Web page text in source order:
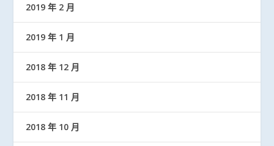
2019 年 2 月
2019 年 1 月
2018 年 12 月
2018 年 11 月
2018 年 10 月